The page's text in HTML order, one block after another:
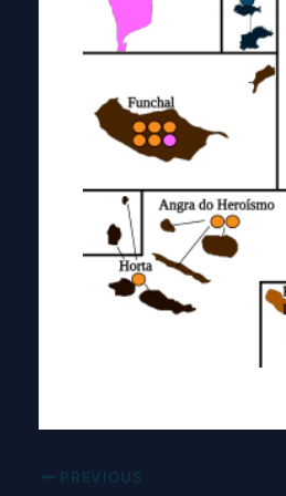
PREVIOUS